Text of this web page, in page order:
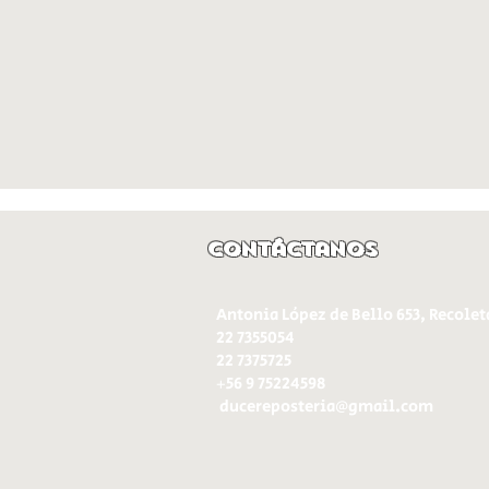
Contáctanos
Antonia López de Bello 653,
22 7355054
22 7375725
+56 9 75224598
ducereposteria@gmail.com